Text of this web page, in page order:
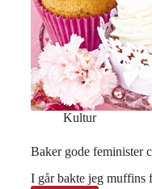
Kultur
Baker gode feminister
I går bakte jeg muffins